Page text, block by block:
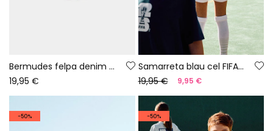
Bermudes felpa denim blau
19,95 €
Samarreta blau cel FIFA WORLD CUP 2026© X Boboli
19,95 €
9,95 €
-50% -50%